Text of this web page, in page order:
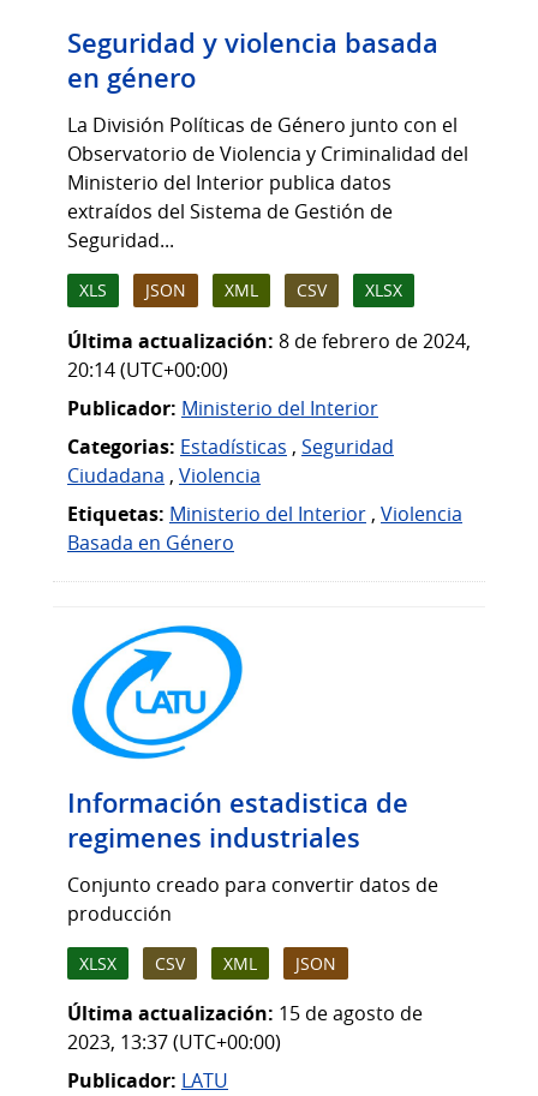
Seguridad y violencia basada
en género
La División Políticas de Género junto con el
Observatorio de Violencia y Criminalidad del
Ministerio del Interior publica datos
extraídos del Sistema de Gestión de
Seguridad...
XLS JSON XML CSV XLSX
Última actualización: 8 de febrero de 2024,
20:14 (UTC+00:00)
Publicador: Ministerio del Interior
Categorias: Estadísticas , Seguridad
Ciudadana , Violencia
Etiquetas: Ministerio del Interior , Violencia
Basada en Género
Información estadistica de
regimenes industriales
Conjunto creado para convertir datos de
producción
XLSX CSV XML JSON
Última actualización: 15 de agosto de
2023, 13:37 (UTC+00:00)
Publicador: LATU